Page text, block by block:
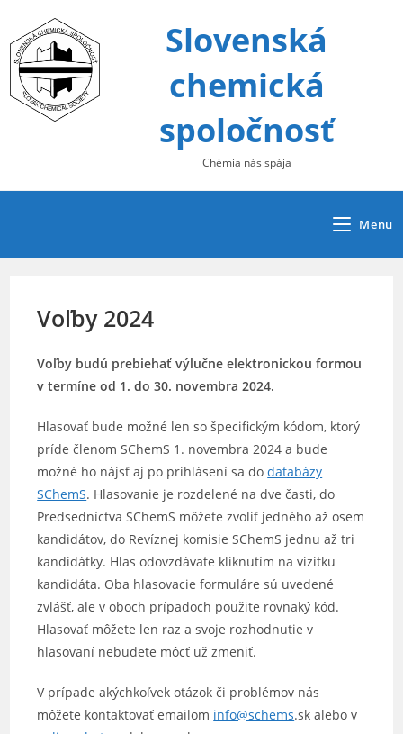
content
Slovenská
chemická
spoločnosť
Chémia nás spája
Menu
Voľby 2024
Voľby budú prebiehať výlučne elektronickou formou
v termíne od 1. do 30. novembra 2024.
Hlasovať bude možné len so špecifickým kódom, ktorý
príde členom SChemS 1. novembra 2024 a bude
možné ho nájsť aj po prihlásení sa dodatabázy
SChemS. Hlasovanie je rozdelené na dve časti, do
Predsedníctva SChemS môžete zvoliť jedného až osem
kandidátov, do Revíznej komisie SChemS jednu až tri
kandidátky. Hlas odovzdávate kliknutím na vizitku
kandidáta. Oba hlasovacie formuláre sú uvedené
zvlášť, ale v oboch prípadoch použite rovnaký kód.
Hlasovať môžete len raz a svoje rozhodnutie v
hlasovaní nebudete môcť už zmeniť.
V prípade akýchkoľvek otázok či problémov nás
môžete kontaktovať emailom info@schems.sk alebo v